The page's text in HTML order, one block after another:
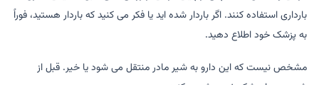
بارداری استفاده کنند. اگر باردار شده اید یا فکر می کنید که باردار هستید، فوراً
به پزشک خود اطلاع دهید.
مشخص نیست که این دارو به شیر مادر منتقل می شود یا خیر. قبل از